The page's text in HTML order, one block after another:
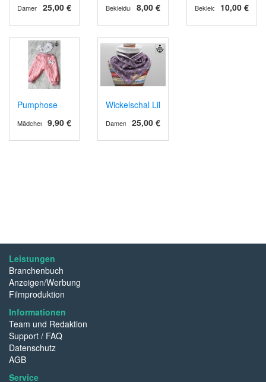
25,00 €
Damen
8,00 €
Bekleidung
10,00 €
Bekleidung
Pumphose
9,90 €
Mädchen
Wickelschal Lila (Verkauft)
25,00 €
Damen
Leistungen
Branchenbuch
Anzeigen/Werbung
Filmproduktion
Informationen
Team und Redaktion
Support / FAQ
Datenschutz
AGB
Service